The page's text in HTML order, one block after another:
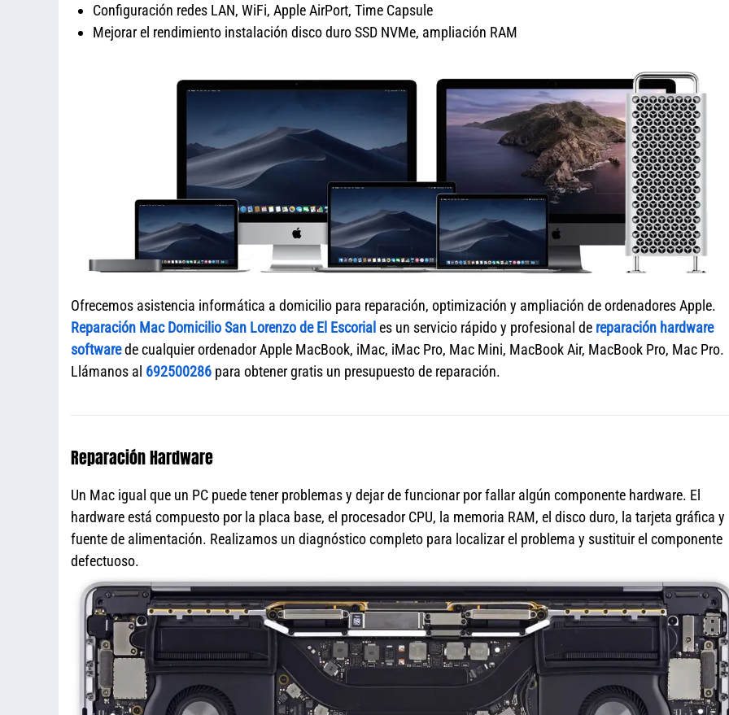
Configuración redes LAN, WiFi, Apple AirPort, Time Capsule
Mejorar el rendimiento instalación disco duro SSD NVMe, ampliación RAM
Ofrecemos asistencia informática a domicilio para reparación, optimización y ampliación de ordenadores Apple.
Reparación Mac Domicilio San Lorenzo de El Escorial es un servicio rápido y profesional de reparación hardware
softwarede cualquier ordenador Apple MacBook, iMac, iMac Pro, Mac Mini, MacBook Air, MacBook Pro, Mac Pro.
Llámanos al 692500286 para obtener gratis un presupuesto de reparación.
Reparación Hardware
Un Mac igual que un PC puede tener problemas y dejar de funcionar por fallar algún componente hardware. El
hardware está compuesto por la placa base, el procesador CPU, la memoria RAM, el disco duro, la tarjeta gráfica y
fuente de alimentación. Realizamos un diagnóstico completo para localizar el problema y sustituir el componente
defectuoso.